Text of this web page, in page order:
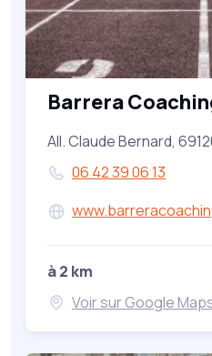
Barrera
All. Claude Bernard,
06 42 39 06 13
à 2 km
Voir sur Google